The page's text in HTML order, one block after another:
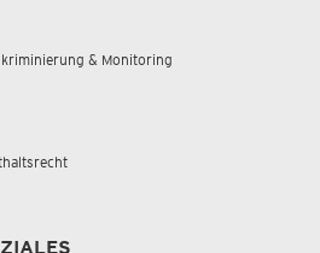
& Monitoring